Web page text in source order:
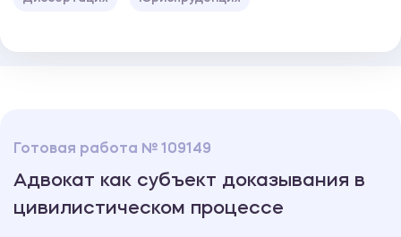
Готовая работа № 109149
Адвокат как субъект доказывания в
цивилистическом процессе